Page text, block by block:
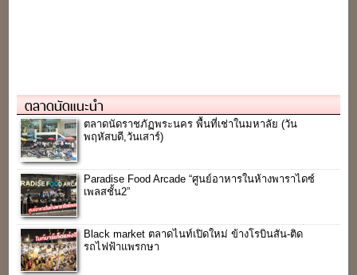
ตลาดนัดแนะนำ
ตลาดนัดราชภัฏพระนคร พื้นที่เช่าในมหาลัย (วัน
พฤหัสบดี,วันเสาร์)
Paradise Food Arcade “ศูนย์อาหารในห้างพาราไดซ์
เพลสชั้น2”
Black market ตลาดไนท์เปิดใหม่ ข้างโรบินสัน-ติด
รถไฟฟ้าแพรกษา